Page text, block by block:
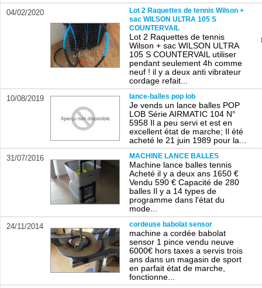
04/02/2020
Lot 2 Raquettes de tennis Wilson +
sac WILSON ULTRA 105 S
COUNTERVAIL
Lot 2 Raquettes de tennis
Wilson + sac WILSON ULTRA
105 S COUNTERVAIL utiliser
pendant seulement 4h comme
neuf ! il y a deux anti vibrateur
cordage refait...
10/08/2019 lance-balles pop lob
Je vends un lance balles POP
LOB Série AIRMATIC 104 N°
5958 Il a peu servi et est en
excellent état de marche; Il été
acheté le 21 juin 1989 pour la...
31/07/2016 MACHINE LANCE BALLES
Machine lance balles tennis
Acheté il y a deux ans 1650 €
Vendu 590 € Capacité de 280
balles Il y a 14 types de
programme dans l'état du
mode...
24/11/2014 cordeuse babolat sensor
machine a cordée babolat
sensor 1 pince vendu neuve
6000€ hors taxes a servis trois
ans dans un magasin de sport
en parfait état de marche,
fonctionne...